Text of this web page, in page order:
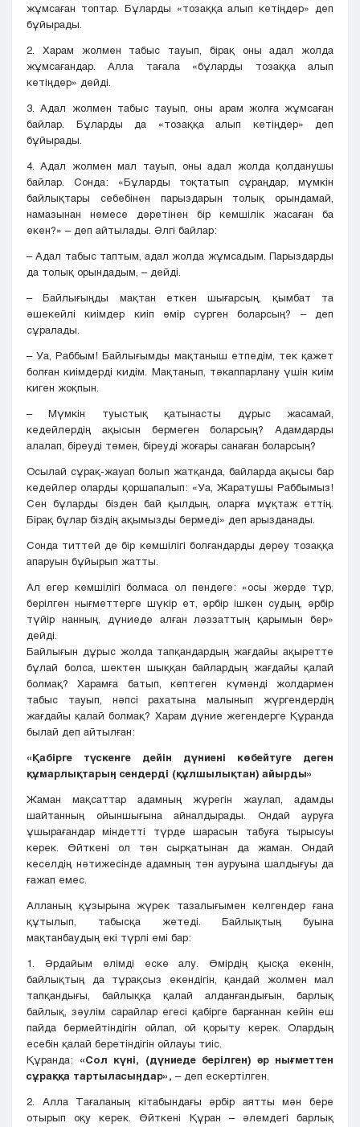
жұмсаған топтар. Бұларды «тозаққа алып кетіңдер» деп
бұйырады.
2. Харам жолмен табыс тауып, бірақ оны адал жолда
жұмсағандар. Алла тағала «бұларды тозаққа алып
кетіңдер» дейді.
3. Адал жолмен табыс тауып, оны арам жолға жұмсаған
байлар. Бұларды да «тозаққа алып кетіңдер» деп
бұйырады.
4. Адал жолмен мал тауып, оны адал жолда қолданушы
байлар. Сонда: «Бұларды тоқтатып сұраңдар, мүмкін
байлықтары себебінен парыздарын толық орындамай,
намазынан немесе дәретінен бір кемшілік жасаған ба
екен?» – деп айтылады. Әлгі байлар:
– Адал табыс таптым, адал жолда жұмсадым. Парыздарды
да толық орындадым, – дейді.
– Байлығыңды мақтан еткен шығарсың, қымбат та
әшекейлі киімдер киіп өмір сүрген боларсың? – деп
сұралады.
– Уа, Раббым! Байлығымды мақтаныш етпедім, тек қажет
болған киімдерді кидім. Мақтанып, тәкаппарлану үшін киім
киген жоқпын.
– Мүмкін туыстық қатынасты дұрыс жасамай,
кедейлердің ақысын бермеген боларсың? Адамдарды
алалап, біреуді төмен, біреуді жоғары санаған боларсың?
Осылай сұрақ-жауап болып жатқанда, байларда ақысы бар
кедейлер оларды қоршапалып: «Уа, Жаратушы Раббымыз!
Сен бұларды бізден бай қылдың, оларға мұқтаж еттің.
Бірақ бұлар біздің ақымызды бермеді» деп арызданады.
Сонда титтей де бір кемшілігі болғандарды дереу тозаққа
апаруын бұйырып жатты.
Ал егер кемшілігі болмаса ол пендеге: «осы жерде тұр,
берілген нығметтерге шүкір ет, әрбір ішкен судың, әрбір
түйір нанның, дүниеде алған ләззаттың қарымын бер»
дейді.
Байлығын дұрыс жолда тапқандардың жағдайы ақыретте
бұлай болса, шектен шыққан байлардың жағдайы қалай
болмақ? Харамға батып, көптеген күмәнді жолдармен
табыс тауып, нәпсі рахатына малынып жүргендердің
жағдайы қалай болмақ? Харам дүние жегендерге Құранда
былай деп айтылған:
«Қабірге түскенге дейін дүниені көбейтуге деген
құмарлықтарың сендерді (құлшылықтан) айырды»
Жаман мақсаттар адамның жүрегін жаулап, адамды
шайтанның ойыншығына айналдырады. Ондай ауруға
ұшырағандар міндетті түрде шарасын табуға тырысуы
керек. Өйткені ол тән сырқатынан да жаман. Ондай
кеселдің нәтижесінде адамның тән ауруына шалдығуы да
ғажап емес.
Алланың құзырына жүрек тазалығымен келгендер ғана
құтылып, табысқа жетеді. Байлықтың буына
мақтанбаудың екі түрлі емі бар:
1. Әрдайым өлімді еске алу. Өмірдің қысқа екенін,
байлықтың да тұрақсыз екендігін, қандай жолмен мал
тапқандығы, байлыққа қалай алданғандығын, барлық
байлық, зәулім сарайлар егесі қабірге барғаннан кейін еш
пайда бермейтіндігін ойлап, ой қорыту керек. Олардың
есебін қалай беретіндігін ойлауы тиіс.
Құранда: «Сол күні, (дүниеде берілген) әр нығметтен
сұраққа тартыласыңдар», – деп ескертілген.
2. Алла Тағаланың кітабындағы әрбір аятты мән бере
отырып оқу керек. Өйткені Құран – әлемдегі барлық